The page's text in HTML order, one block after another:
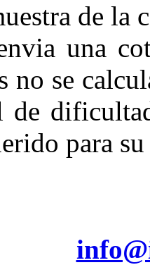
de la
una
no se
de
para